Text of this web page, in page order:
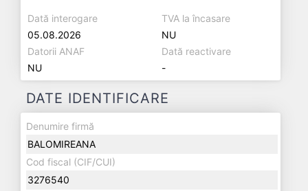
Dată interogare
05.08.2026
TVA la încasare
NU
Datorii ANAF
NU
Dată reactivare
-
DATE IDENTIFICARE
Denumire firmă
BALOMIREANA
Cod fiscal (CIF/CUI)
3276540